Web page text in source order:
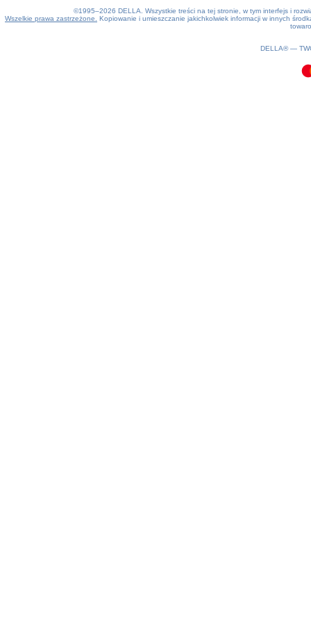
©1995–2026 DELLA. Wszystkie treści na tej stronie, w tym interfejs i
Wszelkie prawa zastrzeżone.
Kopiowanie i umieszczanie jakichkolwiek informacji w innych
DELLA® —